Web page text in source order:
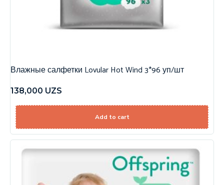
Влажные салфетки Lovular Hot Wind 3*96 уп/шт
138,000 UZS
Add to cart